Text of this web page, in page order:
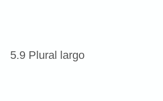
5.9 Plural largo